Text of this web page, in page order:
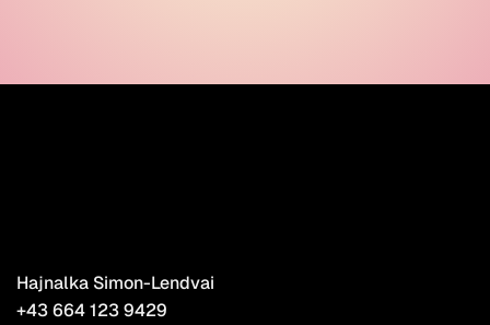
Hajnalka Simon-Lendvai
+43 664 123 9429